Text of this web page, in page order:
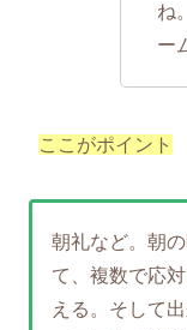
ね
ー
ここがポイント
朝礼など。朝
て、複数で応
える。そして